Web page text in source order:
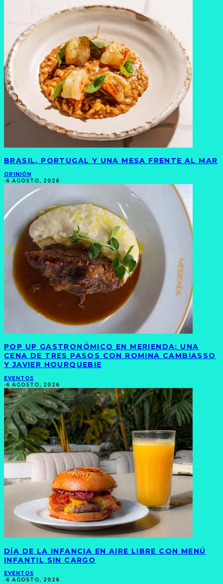
BRASIL, PORTUGAL Y UNA MESA FRENTE AL MAR
OPINIÓN
·6 AGOSTO, 2026
POP UP GASTRONÓMICO EN MERIENDA: UNA
CENA DE TRES PASOS CON ROMINA CAMBIASSO
Y JAVIER HOURQUEBIE
EVENTOS
·6 AGOSTO, 2026
DÍA DE LA INFANCIA EN AIRE LIBRE CON MENÚ
INFANTIL SIN CARGO
EVENTOS
·6 AGOSTO, 2026